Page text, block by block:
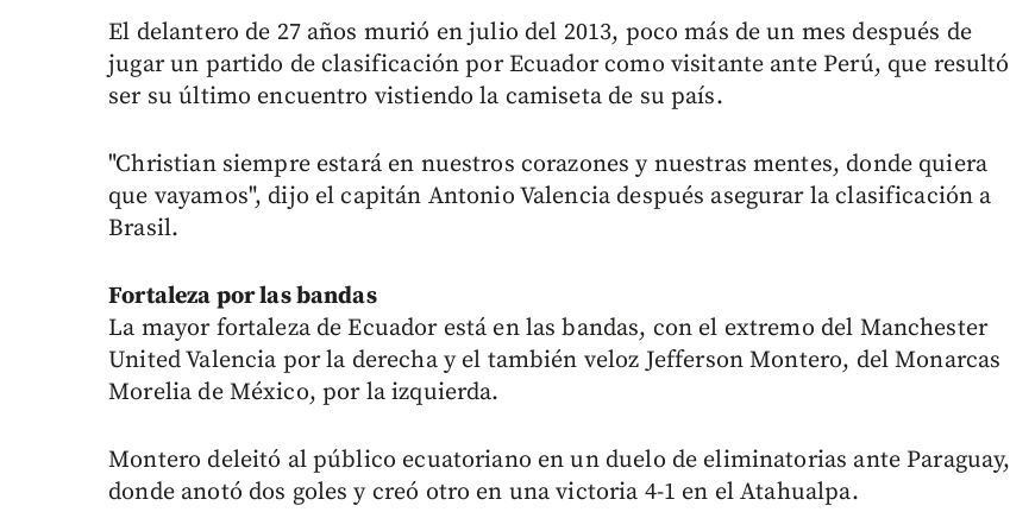
El delantero de 27 años murió en julio del 2013, poco más de un mes después de
jugar un partido de clasificación por Ecuador como visitante ante Perú, que resultó
ser su último encuentro vistiendo la camiseta de su país.
"Christian siempre estará en nuestros corazones y nuestras mentes, donde quiera
que vayamos", dijo el capitán Antonio Valencia después asegurar la clasificación a
Brasil.
Fortaleza por las bandas
La mayor fortaleza de Ecuador está en las bandas, con el extremo del Manchester
United Valencia por la derecha y el también veloz Jefferson Montero, del Monarcas
Morelia de México, por la izquierda.
Montero deleitó al público ecuatoriano en un duelo de eliminatorias ante Paraguay,
donde anotó dos goles y creó otro en una victoria 4-1 en el Atahualpa.